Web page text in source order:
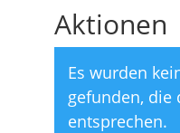
Aktionen
Es wurden
gefunden, die
entsprechen.